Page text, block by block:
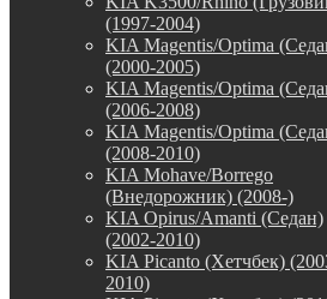
(1997-2004)
KIA Magentis/Optima
(2000-2005)
KIA Magentis/Optima
(2006-2008)
KIA Magentis/Optima
(2008-2010)
KIA Mohave/Borrego
(Внедорожник) (2008-)
KIA Opirus/Amanti (Седан)
(2002-2010)
KIA Picanto (Хетчбек)
2010)